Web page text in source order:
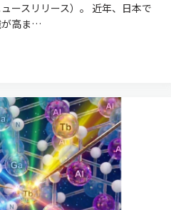
ースリリース）。 近年、日本で
が高ま…